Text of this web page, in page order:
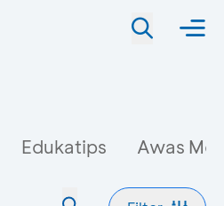
Edukatips Awas